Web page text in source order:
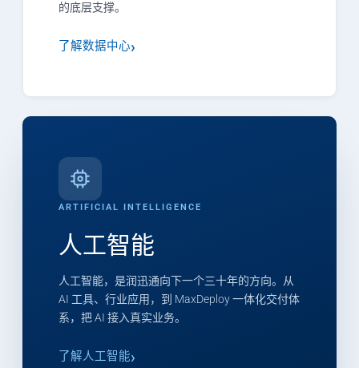
的底层支撑。
了解数据中心
ARTIFICIAL INTELLIGENCE
人工智能
人工智能，是润迅通向下一个三十年的方向。从
AI 工具、行业应用，到 MaxDeploy 一体化交付体
系，把 AI 接入真实业务。
了解人工智能